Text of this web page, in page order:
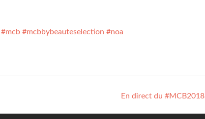
#mcb #mcbbybeauteselection #noa
En direct du #MCB2018